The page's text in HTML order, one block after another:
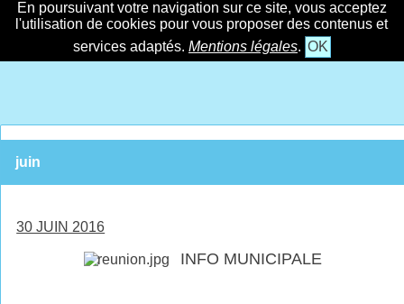
En poursuivant votre navigation sur ce site, vous acceptez
l'utilisation de cookies pour vous proposer des contenus et
services adaptés. Mentions légales. OK
juin
30 JUIN 2016
INFO MUNICIPALE